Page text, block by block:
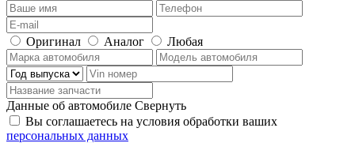
Оригинал Аналог Любая
Данные об автомобиле Свернуть
Вы соглашаетесь на условия обработки ваших
персональных данных